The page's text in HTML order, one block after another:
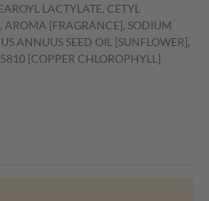
LACTYLATE, CETYL
AROMA [FRAGRANCE], SODIUM
ANNUUS SEED OIL [SUNFLOWER],
[COPPER CHLOROPHYLL]